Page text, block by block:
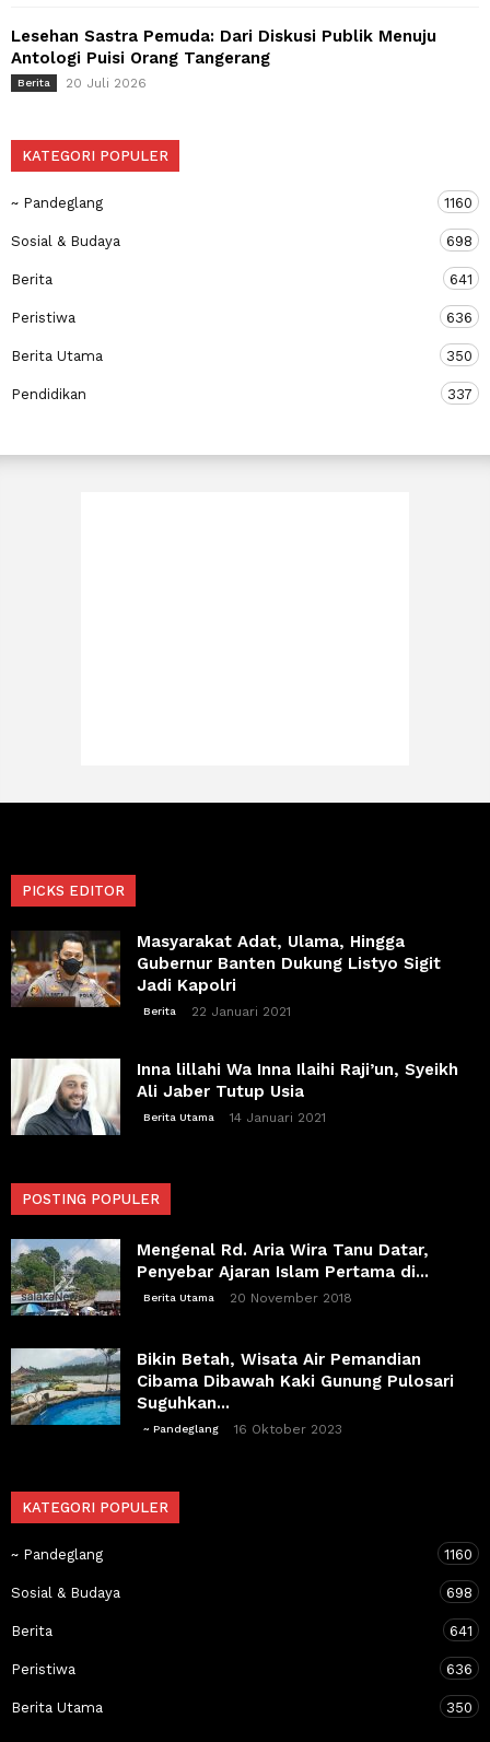
Lesehan Sastra Pemuda: Dari Diskusi Publik Menuju
Antologi Puisi Orang Tangerang
Berita 20 Juli 2026
KATEGORI POPULER
~ Pandeglang 1160
Sosial & Budaya 698
Berita 641
Peristiwa 636
Berita Utama 350
Pendidikan 337
PICKS EDITOR
Masyarakat Adat, Ulama, Hingga
Gubernur Banten Dukung Listyo Sigit
Jadi Kapolri
Berita 22 Januari 2021
Inna lillahi Wa Inna Ilaihi Raji’un, Syeikh
Ali Jaber Tutup Usia
Berita Utama 14 Januari 2021
POSTING POPULER
Mengenal Rd. Aria Wira Tanu Datar,
Penyebar Ajaran Islam Pertama di...
Berita Utama 20 November 2018
Bikin Betah, Wisata Air Pemandian
Cibama Dibawah Kaki Gunung Pulosari
Suguhkan...
~ Pandeglang 16 Oktober 2023
KATEGORI POPULER
~ Pandeglang 1160
Sosial & Budaya 698
Berita 641
Peristiwa 636
Berita Utama 350